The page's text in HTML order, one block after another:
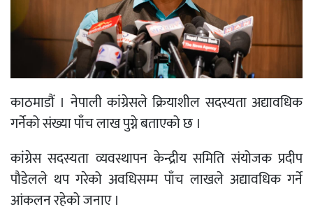
काठमाडौं । नेपाली कांग्रेसले क्रियाशील सदस्यता अद्यावधिक
गर्नेको संख्या पाँच लाख पुग्ने बताएको छ ।
कांग्रेस सदस्यता व्यवस्थापन केन्द्रीय समिति संयोजक प्रदीप
पौडेलले थप गरेको अवधिसम्म पाँच लाखले अद्यावधिक गर्ने
आंकलन रहेको जनाए ।